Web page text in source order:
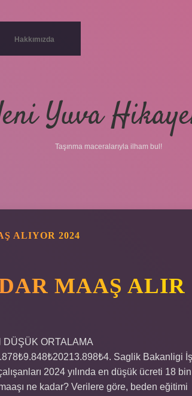
Hakkımızda
Yuva
Taşınma maceralarıyla ilham bul!
ALIYOR 2024
MAAŞ ALIR
DÜŞÜK ORTALAMA
Saglik Bakanligi
2024 yılında en düşük ücreti 18
ne kadar? Verilere göre, beden eğitimi